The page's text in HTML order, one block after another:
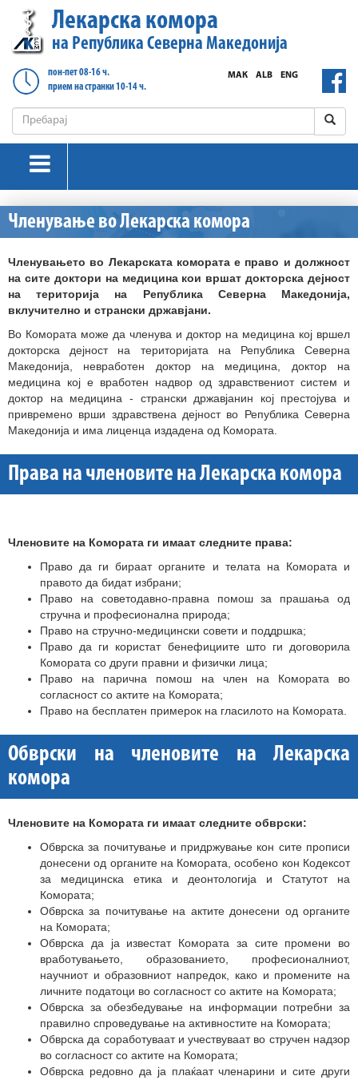
Лекарска комора
на Република Северна Македонија
пон-пет 08-16 ч.
прием на странки 10-14 ч.
ENG
ALB
МАК
Членување во Лекарска комора
Членувањето во Лекарската комората е право и должност
на сите доктори на медицина кои вршат докторска дејност
на територија на Република Северна Македонија,
вклучително и странски државјани.
Во Комората може да членува и доктор на медицина кој вршел
докторска дејност на територијата на Република Северна
Македонија, невработен доктор на медицина, доктор на
медицина кој е вработен надвор од здравствениот систем и
доктор на медицина - странски државјанин кој престојува и
привремено врши здравствена дејност во Република Северна
Македонија и има лиценца издадена од Комората.
Права на членовите на Лекарска комора
Членовите на Комората ги имаат следните права:
Право да ги бираат органите и телата на Комората и
правото да бидат избрани;
Право на советодавно-правна помош за прашања од
стручна и професионална природа;
Право на стручно-медицински совети и поддршка;
Право да ги користат бенефициите што ги договорила
Комората со други правни и физички лица;
Право на парична помош на член на Комората во
согласност со актите на Комората;
Право на бесплатен примерок на гласилото на Комората.
Обврски на членовите на Лекарска
комора
Членовите на Комората ги имаат следните обврски:
Обврска за почитување и придржување кон сите прописи
донесени од органите на Комората, особено кон Кодексот
за медицинска етика и деонтологија и Статутот на
Комората;
Обврска за почитување на актите донесени од органите
на Комората;
Обврска да ја известат Комората за сите промени во
вработувањето, образованието, професионалниот,
научниот и образовниот напредок, како и промените на
личните податоци во согласност со актите на Комората;
Обврска за обезбедување на информации потребни за
правилно спроведување на активностите на Комората;
Обврска да соработуваат и учествуваат во стручен надзор
во согласност со актите на Комората;
Обврска редовно да ја плаќаат членарини и сите други